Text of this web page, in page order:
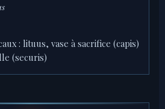
: lituus, vase à sacrifice (capis)
(securis)